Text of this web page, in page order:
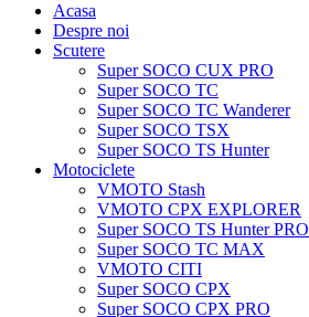
Acasa
Despre noi
Scutere
Super SOCO CUX PRO
Super SOCO TC
Super SOCO TC Wanderer
Super SOCO TSX
Super SOCO TS Hunter
Motociclete
VMOTO Stash
VMOTO CPX EXPLORER
Super SOCO TS Hunter PRO
Super SOCO TC MAX
VMOTO CITI
Super SOCO CPX
Super SOCO CPX PRO